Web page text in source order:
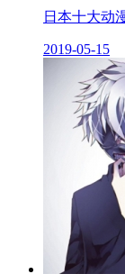
日本十大动
2019-05-15